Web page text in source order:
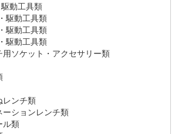
動工具類
駆動工具類
駆動工具類
駆動工具類
用ソケット・アクセサリー類
レンチ類
ーションレンチ類
ル類